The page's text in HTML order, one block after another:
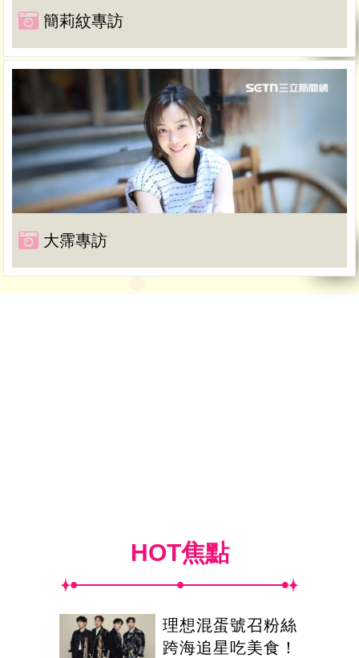
簡莉紋專訪
大霈專訪
HOT焦點
理想混蛋號召粉絲
跨海追星吃美食！